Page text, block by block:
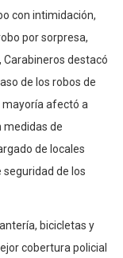
con intimidación,
por sorpresa,
destacó
de los robos de
mayoría afectó a
medidas de
de locales
de los
bicicletas y
cobertura policial